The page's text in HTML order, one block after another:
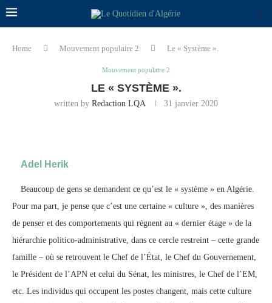
Home Mouvement populaire 2 Le « Système ».
Mouvement populaire 2
LE « SYSTÈME ».
written by Redaction LQA 31 janvier 2020
Adel Herik
Beaucoup de gens se demandent ce qu’est le « système » en Algérie.
Pour ma part, je pense que c’est une certaine « culture », des manières
de penser et des comportements qui règnent au « dernier étage » de la
hiérarchie politico-administrative, dans ce cercle restreint – cette grande
famille – où se retrouvent le Chef de l’État, le Chef du Gouvernement,
le Président de l’APN et celui du Sénat, les ministres, le Chef de l’EM,
etc. Les individus qui occupent les postes changent, mais cette culture